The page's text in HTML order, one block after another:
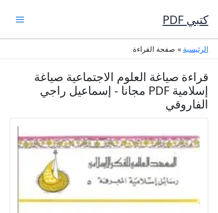
إلى
المحتوى
كتبي PDF
الرئيسية صفحة القراءة
قراءة صياغة العلوم الاجتماعية صياغة
إسلامية PDF مجانا - إسماعيل راجي
الفاروقي